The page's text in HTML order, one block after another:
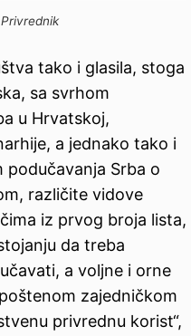
tako i glasila, stoga
sa svrhom
u Hrvatskoj,
a jednako tako i
podučavanja Srba o
različite vidove
iz prvog broja lista,
da treba
a voljne i orne
zajedničkom
privrednu korist“,